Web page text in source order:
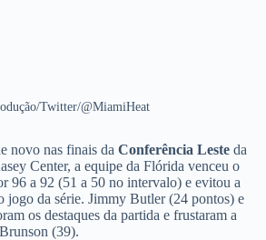
Twitter/@MiamiHeat
novo nas finais da Conferência Leste da
Center, a equipe da Flórida venceu o
96 a 92 (51 a 50 no intervalo) e evitou a
jogo da série. Jimmy Butler (24 pontos) e
os destaques da partida e frustaram a
(39).